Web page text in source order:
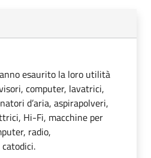
esaurito la loro utilità
computer, lavatrici,
d’aria, aspirapolveri,
Hi-Fi, macchine per
radio,